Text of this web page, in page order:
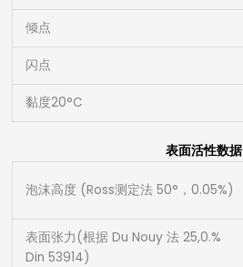
倾点
闪点
黏度20°C
表面活性数据
泡沫高度 (Ross测定法 50°，0.05%)
表面张力(根据 Du Nouy 法 25,0.%
Din 53914)